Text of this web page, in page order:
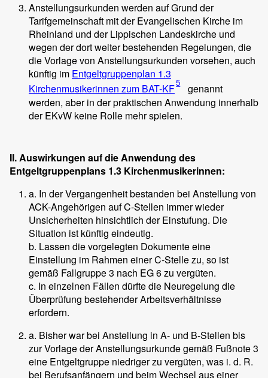
Anstellungsurkunden werden auf Grund der
Tarifgemeinschaft mit der Evangelischen Kirche im
Rheinland und der Lippischen Landeskirche und
wegen der dort weiter bestehenden Regelungen, die
die Vorlage von Anstellungsurkunden vorsehen, auch
künftig im Entgeltgruppenplan 1.3
Kirchenmusikerinnen zum BAT-KF5
genannt
werden, aber in der praktischen Anwendung innerhalb
der EKvW keine Rolle mehr spielen.
II. Auswirkungen auf die Anwendung des
Entgeltgruppenplans 1.3 Kirchenmusikerinnen:
a. In der Vergangenheit bestanden bei Anstellung von
ACK-Angehörigen auf C-Stellen immer wieder
Unsicherheiten hinsichtlich der Einstufung. Die
Situation ist künftig eindeutig.
b. Lassen die vorgelegten Dokumente eine
Einstellung im Rahmen einer C-Stelle zu, so ist
gemäß Fallgruppe 3 nach EG 6 zu vergüten.
c. In einzelnen Fällen dürfte die Neuregelung die
Überprüfung bestehender Arbeitsverhältnisse
erfordern.
a. Bisher war bei Anstellung in A- und B-Stellen bis
zur Vorlage der Anstellungsurkunde gemäß Fußnote 3
eine Entgeltgruppe niedriger zu vergüten, was i. d. R.
bei Berufsanfängern und beim Wechsel aus einer